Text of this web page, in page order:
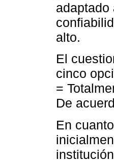
alto.
El
cinco
=
De
En